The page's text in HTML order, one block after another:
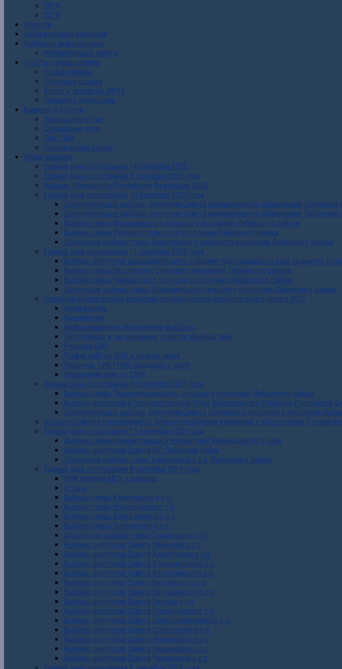
2019
2018
Новости
Избирательные комиссии
Выборы и референдумы
Избирательные округа
Работа с обращениями
График приема
Полезные ссылки
Адрес и телефоны ИККК
Направить обращение
Баннеры и ссылки
Законодательство
Социальные сети
Для СМИ
Политические партии
Архив выборов
Единый день голосования 14 сентября 2025
Единый день голосования 8 сентября 2024 года
Выборы Президента Российской Федерации 2024
Единый день голосования 10 сентября 2023 года
Дополнительные выборы депутатов Совета муниципального образования
Дополнительные выборы депутатов Совета муниципального образования
Выборы главы Владимирского сельского поселения Лабинского района
Выборы главы Лучевого сельского поселения Лабинского района
Досрочные выборы главы Ахметовского сельского поселения Лабинского района
Единый день голосования 11 сентября 2022 года
Выборы депутатов Законодательного Собрания Краснодарского края седьмого
Выборы главы Зассовского сельского поселения Лабинского района
Выборы главы Чамлыкского сельского поселения Лабинского района
Досрочные выборы главы Отважненского сельского поселения Лабинского района
Окружная избирательная комиссия одномандатного избирательного округа №12
Избирателям
Кандидатам
Информационное обеспечение выборов
Поступление и расходование средств кандидатами
Решения ОИК
График работы ОИК и горячая линия
Перечень ТИК (УИК) входящих в округ
Взаимодействие со СМИ
Единый день голосования 19 сентября 2021 года
Выборы главы Первосинюхинского сельского поселения Лабинского района
Выборы депутатов в Государственную Думу Федерального Собрания Российской
Дополнительные выборы депутатов Совета Лабинского городского поселения
Общероссийское голосование по вопросу одобрения изменений в Конструкцию
Единый день голосования 13 сентября 2020 года
Выборы главы администрации (губернатора) Краснодарского края
Выборы депутатов Совета МО Лабинский район
Досрочные выборы главы Харьковского с.п. Лабинского района
Единый день голосования 8 сентября 2019 года
НПА органов МСУ о выборах
Уставы
Выборы главы Ахметовского с.п.
Выборы главы Вознесенского с.п.
Выборы главы Каладжинского с.п.
Выборы главы Упорненского с.п.
Досрочные выборы главы Сладковского с.п.
Выборы депутатов Совета Лабинского г.п.
Выборы депутатов Совета Ахметовского с.п.
Выборы депутатов Совета Владимирского с.п.
Выборы депутатов Совета Вознесенского с.п.
Выборы депутатов Совета Зассовского с.п.
Выборы депутатов Совета Каладжинского с.п.
Выборы депутатов Совета Лучевого с.п.
Выборы депутатов Совета Отважненского с.п.
Выборы депутатов Совета Первосинюхинского с.п.
Выборы депутатов Совета Сладковского с.п.
Выборы депутатов Совета Упорненского с.п.
Выборы депутатов Совета Харьковского с.п.
Выборы депутатов Совета Чамлыкского с.п.